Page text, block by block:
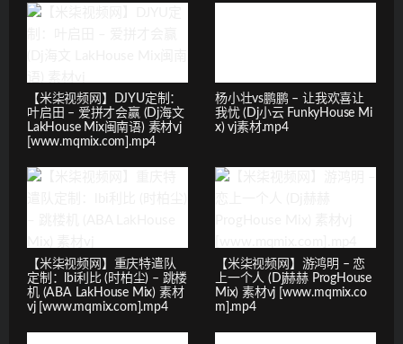
【米柒视频网】DJYU定制：
叶启田 – 爱拼才会赢 (Dj海文
LakHouse Mix闽南语) 素材vj
[www.mqmix.com].mp4
杨小壮vs鹏鹏 – 让我欢喜让
我忧 (Dj小云 FunkyHouse Mi
x) vj素材.mp4
【米柒视频网】重庆特遣队
定制：lbi利比 (时柏尘) – 跳楼
机 (ABA LakHouse Mix) 素材
vj [www.mqmix.com].mp4
【米柒视频网】游鸿明 – 恋
上一个人 (Dj赫赫 ProgHouse
Mix) 素材vj [www.mqmix.co
m].mp4